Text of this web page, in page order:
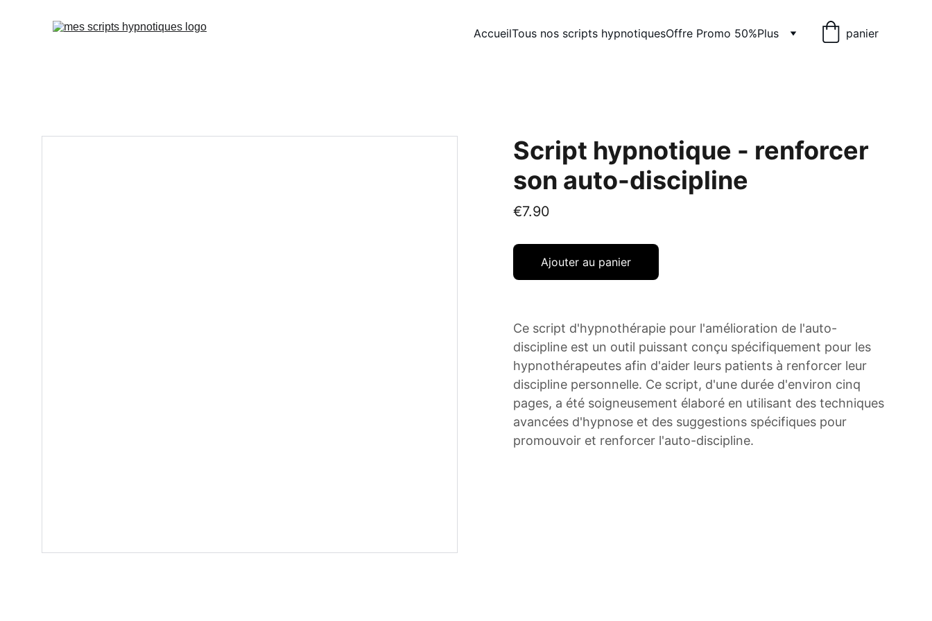
AccueilTous nos scripts hypnotiquesOffre Promo 50%Plus panier
Script hypnotique - renforcer
son auto-discipline
€7.90
Ajouter au panier
Ce script d'hypnothérapie pour l'amélioration de l'auto-
discipline est un outil puissant conçu spécifiquement pour les
hypnothérapeutes afin d'aider leurs patients à renforcer leur
discipline personnelle. Ce script, d'une durée d'environ cinq
pages, a été soigneusement élaboré en utilisant des techniques
avancées d'hypnose et des suggestions spécifiques pour
promouvoir et renforcer l'auto-discipline.